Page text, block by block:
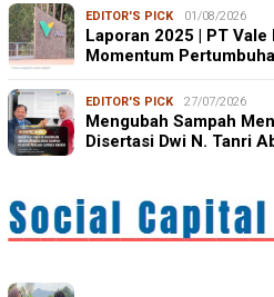
EDITOR'S PICK 01/08/2026
Laporan 2025 | PT
Momentum
EDITOR'S PICK 27/07/2026
Mengubah Sampah
Disertasi Dwi N. Tanri